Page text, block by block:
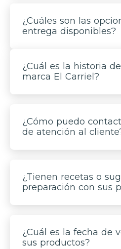
¿Cuáles son las
entrega disponibles?
¿Cuál es la historia
marca El Carriel?
¿Cómo puedo
de atención al
¿Tienen recetas o
preparación con sus
¿Cuál es la fecha de
sus productos?